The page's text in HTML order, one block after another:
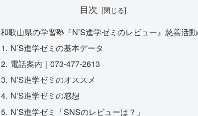
目次
和歌山県の学習塾『N’S進学ゼミのレビュー』慈善活
N’S進学ゼミの基本データ
電話案内｜073-477-2613
N’S進学ゼミのオススメ
N’S進学ゼミの感想
N’S進学ゼミ「SNSのレビューは？」